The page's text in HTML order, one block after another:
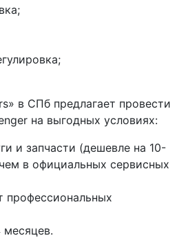
в СПб предлагает провести
на выгодных условиях:
и запчасти (дешевле на 10-
в официальных сервисных
профессиональных
месяцев.